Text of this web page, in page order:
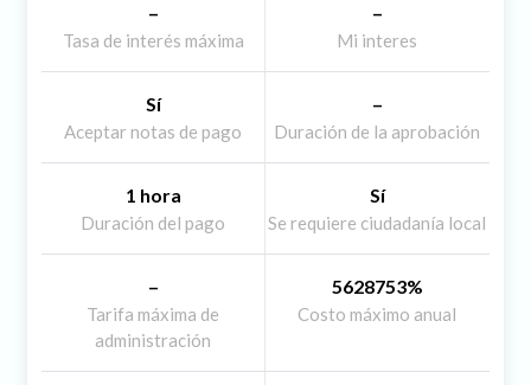
–
Tasa de interés máxima
–
Mi interes
Sí
Aceptar notas de pago
–
Duración de la aprobación
1 hora
Duración del pago
Sí
Se requiere ciudadanía local
–
Tarifa máxima de
administración
5628753%
Costo máximo anual